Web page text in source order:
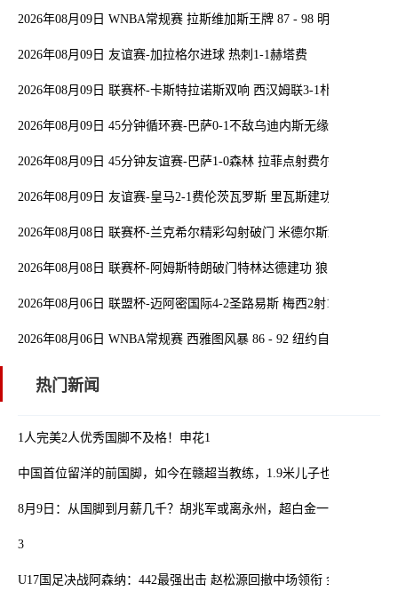
2026年08月09日 WNBA常规赛 拉斯维加斯王牌 87 - 98 明尼苏达山猫
2026年08月09日 友谊赛-加拉格尔进球 热刺1-1赫塔费
2026年08月09日 联赛杯-卡斯特拉诺斯双响 西汉姆联3-1朴茨茅斯
2026年08月09日 45分钟循环赛-巴萨0-1不敌乌迪内斯无缘冠军 巴约挑
2026年08月09日 45分钟友谊赛-巴萨1-0森林 拉菲点射费尔明造点 两
2026年08月09日 友谊赛-皇马2-1费伦茨瓦罗斯 里瓦斯建功埃斯皮破
2026年08月08日 联赛杯-兰克希尔精彩勾射破门 米德尔斯堡1-0雷克瑟
2026年08月08日 联赛杯-阿姆斯特朗破门特林达德建功 狼队3-0维尔港
2026年08月06日 联盟杯-迈阿密国际4-2圣路易斯 梅西2射1传 阿伦助
2026年08月06日 WNBA常规赛 西雅图风暴 86 - 92 纽约自由人 全场集
热门新闻
1人完美2人优秀国脚不及格！申花1
中国首位留洋的前国脚，如今在赣超当教练，1.9米儿子也选足球路
8月9日：从国脚到月薪几千？胡兆军或离永州，超白金一代路在何方
3
U17国足决战阿森纳：442最强出击 赵松源回撤中场领衔 金冠成冲锋